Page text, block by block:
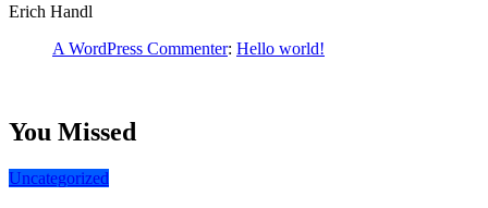
Erich Handl
A WordPress Commenter: Hello world!
You Missed
Uncategorized